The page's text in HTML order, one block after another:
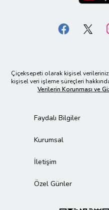
Çiçeksepeti olarak kişisel
kişisel veri işleme süreçleri
Verilerin Korunması ve
Faydalı Bilgiler
Kurumsal
İletişim
Özel Günler